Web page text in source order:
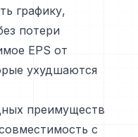
графику,
потери
EPS от
ухудшаются
преимуществ
с